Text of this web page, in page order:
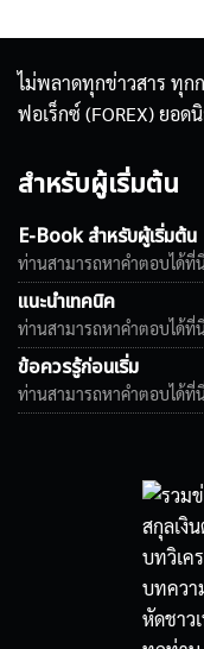
ไม่พลาดทุกข่าวสาร ทุก
ฟอเร็กซ์ (FOREX) ยอ
สำหรับผู้เริ่มต้น
E-Book สำหรับผู้เริ่มต้น
ท่านสามารถหาคำตอบได้ที่
แนะนำเทคนิค
ท่านสามารถหาคำตอบได้ที่
ข้อควรรู้ก่อนเริ่ม
ท่านสามารถหาคำตอบได้ที่